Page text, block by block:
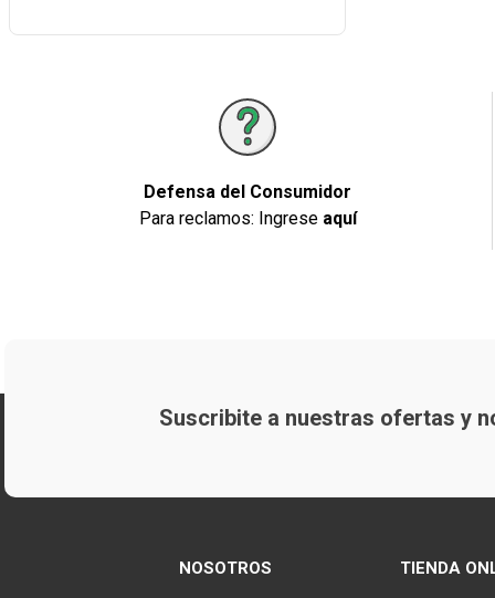
Defensa del Consumidor
Para reclamos: Ingrese aquí
Suscribite a nuestras ofertas y
NOSOTROS TIENDA